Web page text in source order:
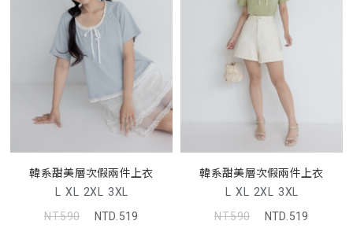
韓系甜美層次假兩件上衣
L XL 2XL 3XL
NT.590
NTD.519
韓系甜美層次假兩件上衣
L XL 2XL 3XL
NT.590
NTD.519